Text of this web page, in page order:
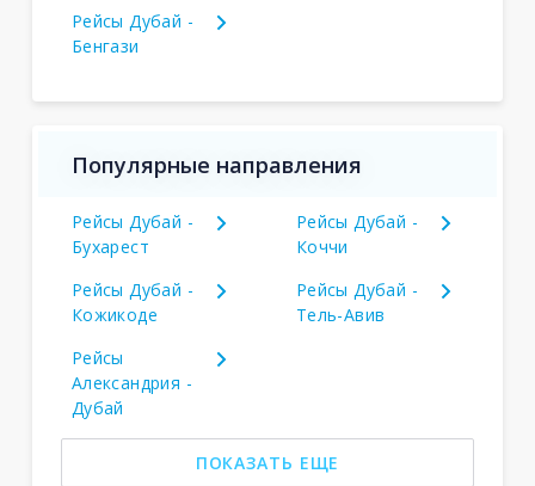
Рейсы Дубай -
Бенгази
Популярные направления
Рейсы Дубай -
Бухарест
Рейсы Дубай -
Коччи
Рейсы Дубай -
Кожикоде
Рейсы Дубай -
Тель-Авив
Рейсы
Александрия -
Дубай
ПОКАЗАТЬ ЕЩЕ